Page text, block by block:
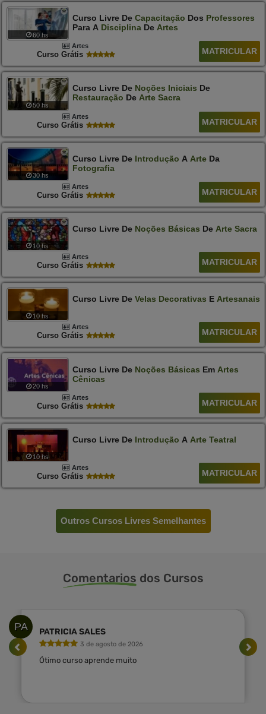
60 hs
Curso Livre De Capacitação Dos Professores
Para A DisciplinaDe Artes
Artes
Curso Grátis MATRICULAR
50 hs
Curso Livre De Noções Iniciais De
Restauração De Arte Sacra
Artes
Curso Grátis MATRICULAR
30 hs
Curso Livre De Introdução A ArteDa
Fotografia
Artes
Curso Grátis MATRICULAR
10 hs
Curso Livre De Noções Básicas De Arte Sacra
Artes
Curso Grátis MATRICULAR
10 hs
Curso Livre De Velas Decorativas E Artesanais
Artes
Curso Grátis MATRICULAR
20 hs
Curso Livre De Noções Básicas Em Artes
Cênicas
Artes
Curso Grátis MATRICULAR
10 hs
Curso Livre De Introdução A Arte Teatral
Artes
Curso Grátis MATRICULAR
Outros Cursos Livres Semelhantes
Comentarios dos Cursos
PA PATRICIA SALES
3 de agosto de 2026
Ótimo curso aprende muito